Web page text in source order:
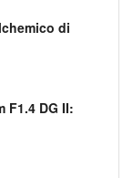
di
F1.4 DG II: